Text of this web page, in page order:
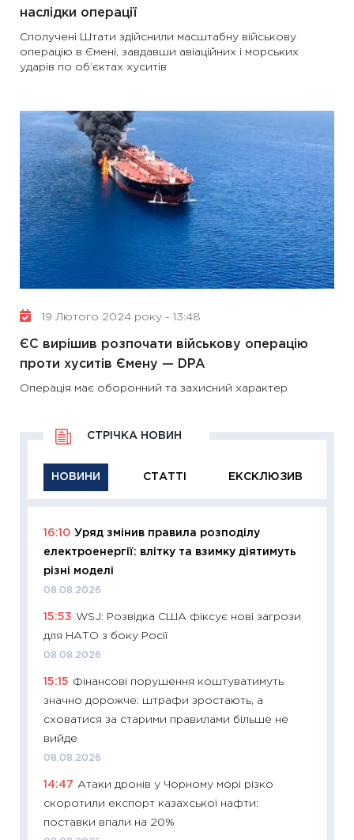
наслідки операції
Сполучені Штати здійснили масштабну військову
операцію в Ємені, завдавши авіаційних і морських
ударів по об’єктах хуситів
19 Лютого 2024 року - 13:48
ЄС вирішив розпочати військову операцію
проти хуситів Ємену — DPA
Операція має оборонний та захисний характер
НОВИНИ СТАТТІ ЕКСКЛЮЗИВ
СТРІЧКА НОВИН
16:10 Уряд змінив правила розподілу
електроенергії: влітку та взимку діятимуть
різні моделі
08.08.2026
15:53 WSJ: Розвідка США фіксує нові загрози
для НАТО з боку Росії
08.08.2026
15:15 Фінансові порушення коштуватимуть
значно дорожче: штрафи зростають, а
сховатися за старими правилами більше не
вийде
08.08.2026
14:47 Атаки дронів у Чорному морі різко
скоротили експорт казахської нафти:
поставки впали на 20%